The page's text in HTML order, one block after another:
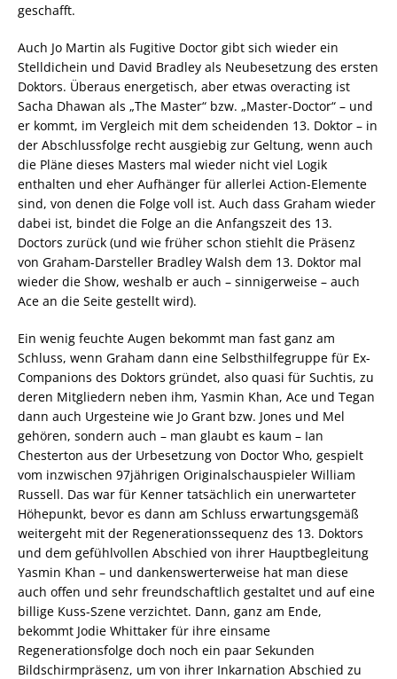
geschafft.
Auch Jo Martin als Fugitive Doctor gibt sich wieder ein
Stelldichein und David Bradley als Neubesetzung des ersten
Doktors. Überaus energetisch, aber etwas overacting ist
Sacha Dhawan als „The Master“ bzw. „Master-Doctor“ – und
er kommt, im Vergleich mit dem scheidenden 13. Doktor – in
der Abschlussfolge recht ausgiebig zur Geltung, wenn auch
die Pläne dieses Masters mal wieder nicht viel Logik
enthalten und eher Aufhänger für allerlei Action-Elemente
sind, von denen die Folge voll ist. Auch dass Graham wieder
dabei ist, bindet die Folge an die Anfangszeit des 13.
Doctors zurück (und wie früher schon stiehlt die Präsenz
von Graham-Darsteller Bradley Walsh dem 13. Doktor mal
wieder die Show, weshalb er auch – sinnigerweise – auch
Ace an die Seite gestellt wird).
Ein wenig feuchte Augen bekommt man fast ganz am
Schluss, wenn Graham dann eine Selbsthilfegruppe für Ex-
Companions des Doktors gründet, also quasi für Suchtis, zu
deren Mitgliedern neben ihm, Yasmin Khan, Ace und Tegan
dann auch Urgesteine wie Jo Grant bzw. Jones und Mel
gehören, sondern auch – man glaubt es kaum – Ian
Chesterton aus der Urbesetzung von Doctor Who, gespielt
vom inzwischen 97jährigen Originalschauspieler William
Russell. Das war für Kenner tatsächlich ein unerwarteter
Höhepunkt, bevor es dann am Schluss erwartungsgemäß
weitergeht mit der Regenerationssequenz des 13. Doktors
und dem gefühlvollen Abschied von ihrer Hauptbegleitung
Yasmin Khan – und dankenswerterweise hat man diese
auch offen und sehr freundschaftlich gestaltet und auf eine
billige Kuss-Szene verzichtet. Dann, ganz am Ende,
bekommt Jodie Whittaker für ihre einsame
Regenerationsfolge doch noch ein paar Sekunden
Bildschirmpräsenz, um von ihrer Inkarnation Abschied zu